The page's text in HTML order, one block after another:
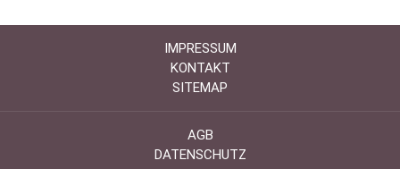
IMPRESSUM
KONTAKT
SITEMAP
AGB
DATENSCHUTZ